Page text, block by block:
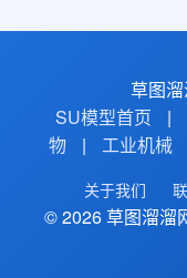
草图
SU模型首页
|
物
| 工业机械
关于我们
© 2026 草图溜溜